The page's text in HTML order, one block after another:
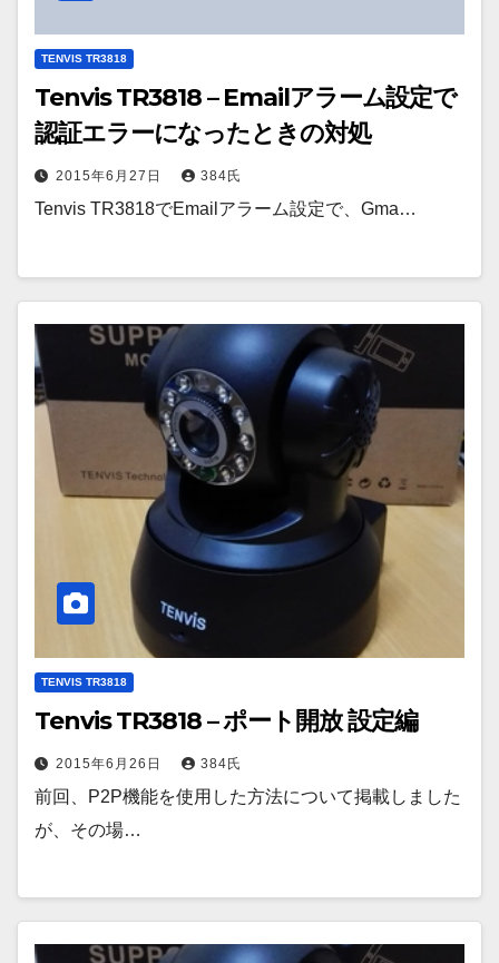
TENVIS TR3818
Tenvis TR3818 – Emailアラーム設定で
認証エラーになったときの対処
2015年6月27日 384氏
Tenvis TR3818でEmailアラーム設定で、Gma…
TENVIS TR3818
Tenvis TR3818 – ポート開放 設定編
2015年6月26日 384氏
前回、P2P機能を使用した方法について掲載しました
が、その場…